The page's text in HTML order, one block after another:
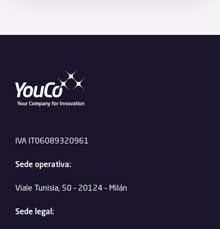
IVA IT06089320961
Sede operativa:
Viale Tunisia, 50 – 20124 – Milán
Sede legal: